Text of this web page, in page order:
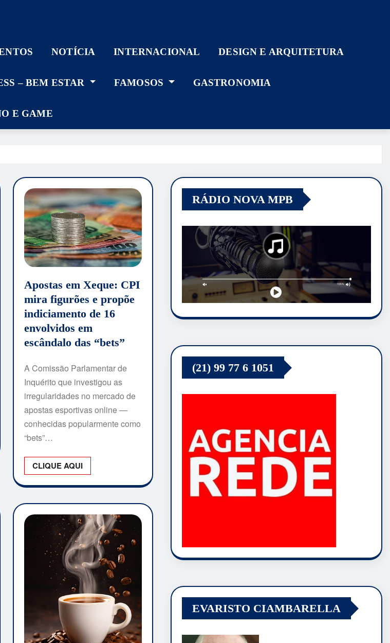
NOTÍCIA INTERNACIONAL DESIGN E ARQUITETURA
– BEM ESTAR FAMOSOS GASTRONOMIA
E GAME
Apostas em Xeque: CPI
mira figurões e propõe
indiciamento de 16
envolvidos em
escândalo das “bets”
A Comissão Parlamentar de
Inquérito que investigou as
irregularidades no mercado de
apostas esportivas online —
conhecidas popularmente como
“bets”…
CLIQUE AQUI
RÁDIO NOVA MPB
(21) 99 77 6 1051
EVARISTO CIAMBARELLA